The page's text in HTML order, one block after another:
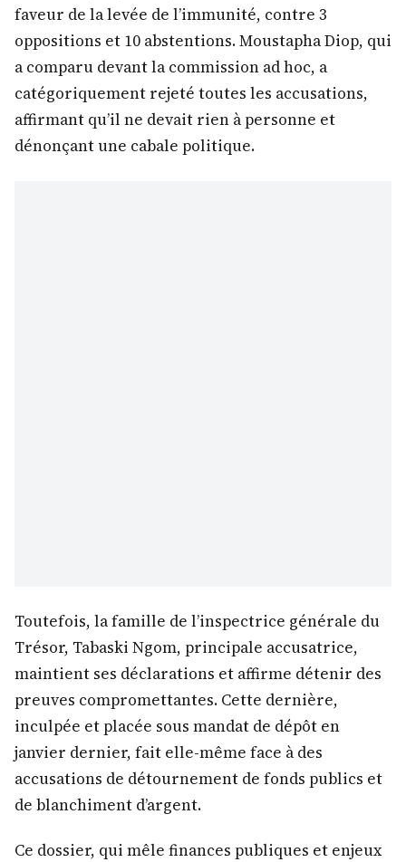
faveur de la levée de l’immunité, contre 3
oppositions et 10 abstentions. Moustapha Diop, qui
a comparu devant la commission ad hoc, a
catégoriquement rejeté toutes les accusations,
affirmant qu’il ne devait rien à personne et
dénonçant une cabale politique.
Toutefois, la famille de l’inspectrice générale du
Trésor, Tabaski Ngom, principale accusatrice,
maintient ses déclarations et affirme détenir des
preuves compromettantes. Cette dernière,
inculpée et placée sous mandat de dépôt en
janvier dernier, fait elle-même face à des
accusations de détournement de fonds publics et
de blanchiment d’argent.
Ce dossier, qui mêle finances publiques et enjeux